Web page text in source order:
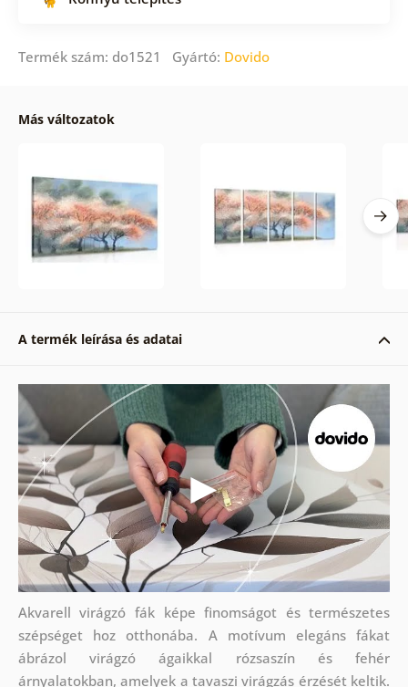
Termék szám: do1521 Gyártó: Dovido
Más változatok
A termék leírása és adatai
Akvarell virágzó fák képe finomságot és természetes
szépséget hoz otthonába. A motívum elegáns fákat
ábrázol virágzó ágaikkal rózsaszín és fehér
árnyalatokban, amelyek a tavaszi virágzás érzését keltik.